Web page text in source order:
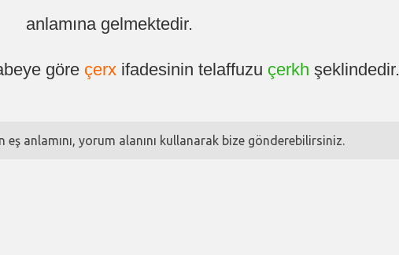
anlamına gelmektedir.
göre çerx ifadesinin telaffuzu çerkh şeklindedir.
anlamını, yorum alanını kullanarak bize gönderebilirsiniz.